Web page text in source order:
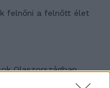
felnőni a felnőtt élet
Olaszországban